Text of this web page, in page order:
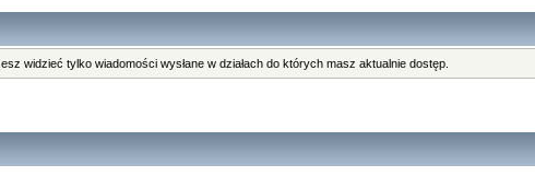
widzieć tylko wiadomości wysłane w działach do których masz aktualnie dostęp.